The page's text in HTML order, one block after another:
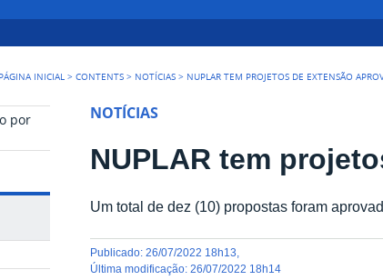
PÁGINA INICIAL >CONTENTS > NOTÍCIAS > NUPLAR TEM PROJETOS DE EXTENSÃO
por
NOTÍCIAS
NUPLAR tem
Um total de dez (10) propostas foram
publicado:26/07/2022 18h13
última modificação:26/07/2022 18h14